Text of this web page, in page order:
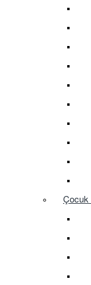
Çocuk